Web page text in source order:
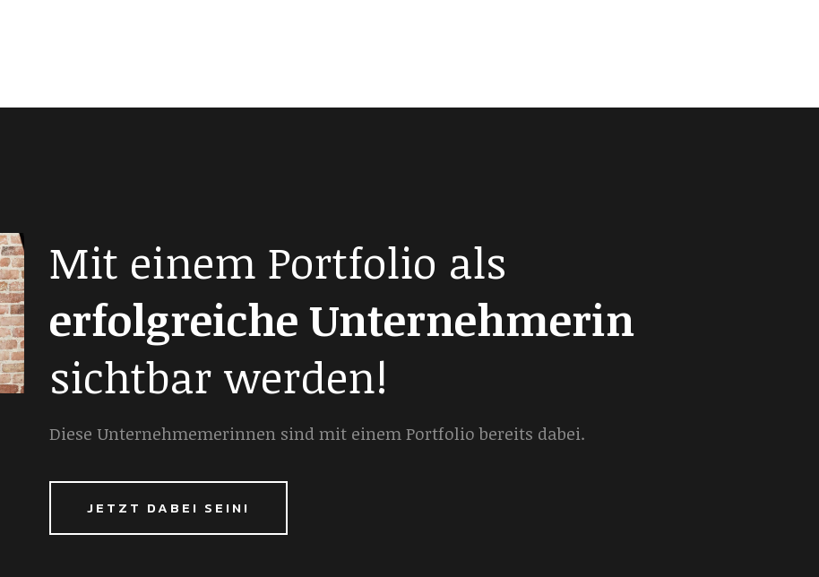
Mit einem Portfolio als
erfolgreiche Unternehmerin
sichtbar werden!
Diese Unternehmemerinnen sind mit einem Portfolio bereits dabei.
JETZT DABEI SEIN!